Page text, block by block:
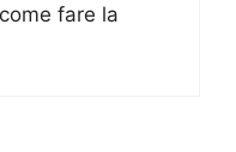
fare la